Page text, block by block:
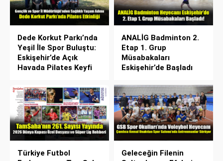
Dede Korkut Parkı’nda
Yeşil İle Spor Buluştu:
Eskişehir’de Açık
Havada Pilates Keyfi
ANALİG Badminton 2.
Etap 1. Grup
Müsabakaları
Eskişehir’de Başladı
Türkiye Futbol
Geleceğin Filenin